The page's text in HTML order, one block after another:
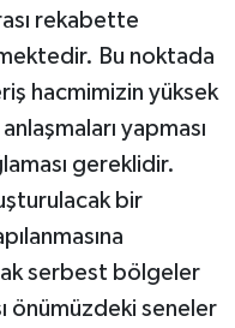
rekabette
Bu noktada
hacmimizin yüksek
yapması
gereklidir.
bir
serbest bölgeler
önümüzdeki seneler